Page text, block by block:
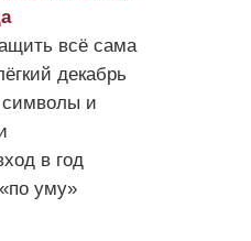
всё сама
декабрь
и
в год
уму»